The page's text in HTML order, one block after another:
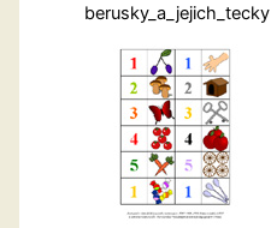
berusky_a_jejich_tecky